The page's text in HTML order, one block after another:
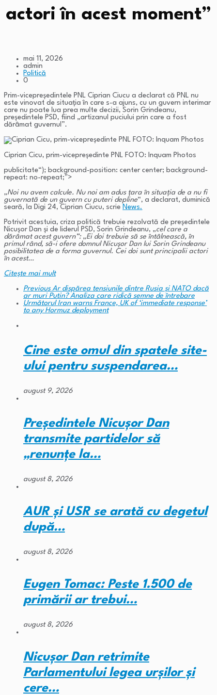
actori în acest moment”
mai 11, 2026
admin
Politică
0
Prim-vicepreşedintele PNL Ciprian Ciucu a declarat că PNL nu
este vinovat de situaţia în care s-a ajuns, cu un guvern interimar
care nu poate lua prea multe decizii, Sorin Grindeanu,
preşedintele PSD, fiind „artizanul puciului prin care a fost
dărâmat guvernul”.
Ciprian Cicu, prim-vicepreședinte PNL FOTO: Inquam Photos
publicitate“); background-position: center center; background-
repeat: no-repeat;”>
„Noi nu avem calcule. Nu noi am adus ţara în situaţia de a nu fi
guvernată de un guvern cu puteri depline“, a declarat, duminică
seară, la Digi 24, Ciprian Ciucu, scrie News.
Potrivit acestuia, criza politică trebuie rezolvată de preşedintele
Nicuşor Dan şi de liderul PSD, Sorin Grindeanu, „cel care a
dărâmat acest guvern”: „Ei doi trebuie să se întâlnească, în
primul rând, să-i ofere domnul Nicuşor Dan lui Sorin Grindeanu
posibilitatea de a forma guvernul. Cei doi sunt principalii actori
în acest…
Citeşte mai mult
Previous Ar dispărea tensiunile dintre Rusia și NATO dacă
ar muri Putin? Analiza care ridică semne de întrebare
Următorul Iran warns France, UK of ‘immediate response’
to any Hormuz deployment
Cine este omul din spatele site-
ului pentru suspendarea…
august 9, 2026
Președintele Nicușor Dan
transmite partidelor să
„renunțe la…
august 8, 2026
AUR și USR se arată cu degetul
după…
august 8, 2026
Eugen Tomac: Peste 1.500 de
primării ar trebui…
august 8, 2026
Nicușor Dan retrimite
Parlamentului legea urșilor și
cere…